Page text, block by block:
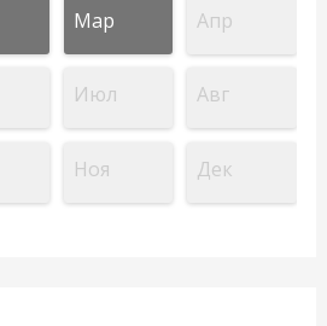
Мар Апр
Июл Авг
Ноя Дек